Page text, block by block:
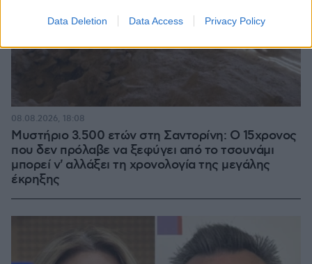
Data Deletion Data Access Privacy Policy
Μυστήριο 3.500 ετών στη Σαντορίνη: Ο 15χρονος
που δεν πρόλαβε να ξεφύγει από το τσουνάμι
μπορεί ν' αλλάξει τη χρονολογία της μεγάλης
έκρηξης
08.08.2026, 18:08